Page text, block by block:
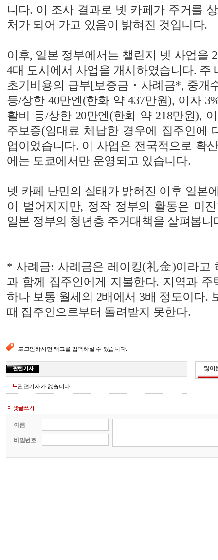
니다. 이 조사 결과로 넷 카페가 주거를
처가 되어 가고 있음이 밝혀진 것입니다.
이후, 일본 정부에서는 챌린지 넷 사업을
4대 도시에서 사업을 개시하였습니다.
초기비용의 급부[보증금・사례금*, 중개
등/상한 40만엔(한화 약 437만원), 이자
활비 등/상한 20만엔(한화 약 218만원),
주보증(임대료 체납한 경우에 집주인에
업이었습니다. 이 사업은 전국적으로 확
에는 도쿄에서만 운영되고 있습니다.
넷 카페 난민의 실태가 밝혀진 이후 일본
이 벌어지지만, 정작 정부의 활동은 미
일본 정부의 청년층 주거대책을 살펴봅니
* 사례금: 사례금은 레이킹(礼金)이라고
과 함께 집주인에게 지불한다. 지역과
하나 보통 월세의 2배에서 3배 정도이다.
때 집주인으로부터 돌려받지 못한다.
로그인하시면 태그를 입력하실 수 있습니다.
관련기사가 없습니다.
이름
비밀번호